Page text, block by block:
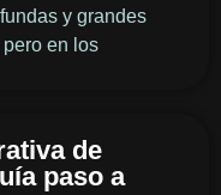
y grandes
en los
de
paso a